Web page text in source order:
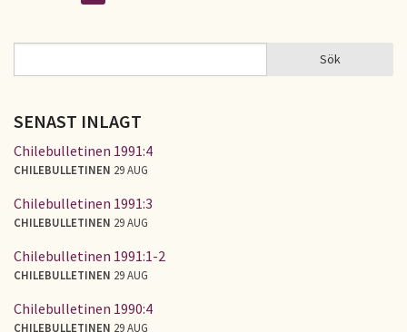
Sidor
SÖKFORMULÄR Sök
SENAST INLAGT
Chilebulletinen 1991:4
CHILEBULLETINEN 29 AUG
Chilebulletinen 1991:3
CHILEBULLETINEN 29 AUG
Chilebulletinen 1991:1-2
CHILEBULLETINEN 29 AUG
Chilebulletinen 1990:4
CHILEBULLETINEN 29 AUG